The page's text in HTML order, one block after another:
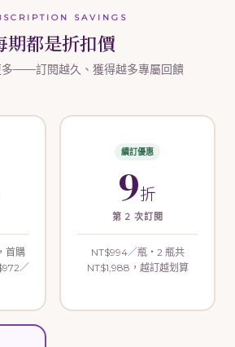
SAVINGS
期都是折扣價
多——訂閱越久、獲得越多專屬回饋
首購
／
續訂優惠
9折
第 2 次訂閱
NT$994／瓶・2 瓶共
NT$1,988，越訂越划算